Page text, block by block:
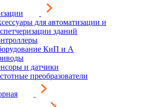
для автоматизации и
зданий
КиП и А
и датчики
преобразователи